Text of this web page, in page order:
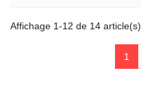
Affichage 1-12 de 14 article(s)
1